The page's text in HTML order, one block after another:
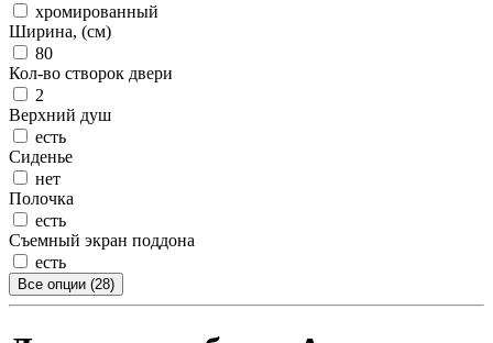
хромированный
Ширина, (см)
80
Кол-во створок двери
2
Верхний душ
есть
Сиденье
нет
Полочка
есть
Съемный экран поддона
есть
Все опции (28)